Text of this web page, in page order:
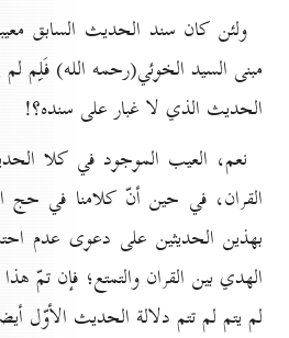
ولئن كان سند الحديث السابق
مبنى السيد الخوئي(رحمه الله) فَلِم
الحديث الذي لا غبار على سنده؟!
نعم، العيب الموجود في كلا
القران، في حين أنّ كلامنا في حج
بهذين الحديثين على دعوى عدم
الهدي بين القران والتمتع؛ فإن تمّ
لم يتم لم تتم دلالة الحديث الأوّل